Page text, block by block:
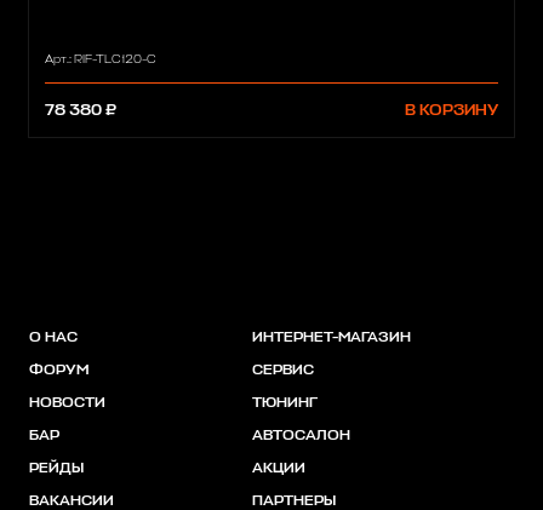
Арт.: RIF-TLC120-C
78 380 ₽ В КОРЗИНУ
О НАС
ФОРУМ
НОВОСТИ
БАР
РЕЙДЫ
ВАКАНСИИ
ИНТЕРНЕТ-МАГАЗИН
СЕРВИС
ТЮНИНГ
АВТОСАЛОН
АКЦИИ
ПАРТНЕРЫ